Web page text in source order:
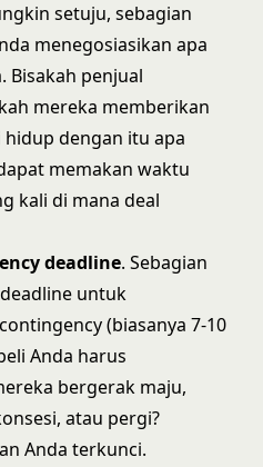
setuju, sebagian
menegosiasikan apa
Bisakah penjual
mereka memberikan
dengan itu apa
memakan waktu
kali di mana deal
deadline. Sebagian
untuk
(biasanya 7-10
Anda harus
bergerak maju,
atau pergi?
Anda terkunci.